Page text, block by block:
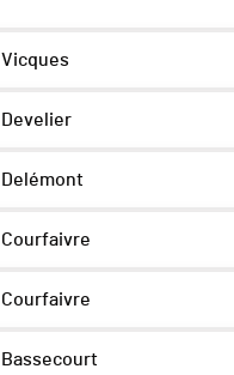
Vicques
Develier
Delémont
Courfaivre
Courfaivre
Bassecourt